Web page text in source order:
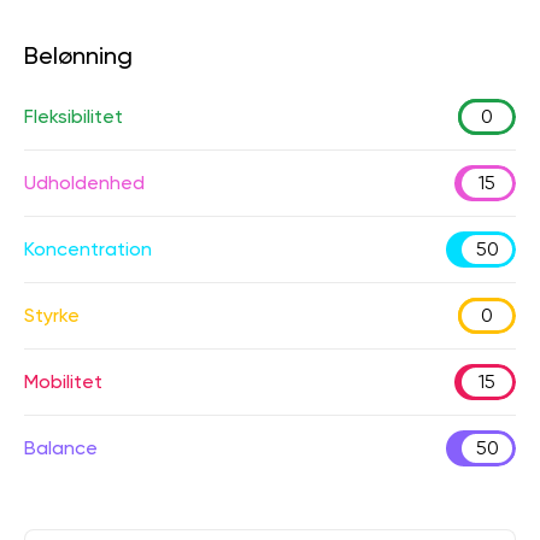
Belønning
Fleksibilitet 0
Udholdenhed 15
Koncentration 50
Styrke 0
Mobilitet 15
Balance 50